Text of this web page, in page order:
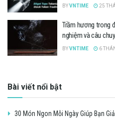
BYVNTIME 25
Trầm hương trong
nghiệm và câu
BYVNTIME 6
Bài viết nổi bật
30 Món Ngon Mỗi Ngày Giúp Bạn